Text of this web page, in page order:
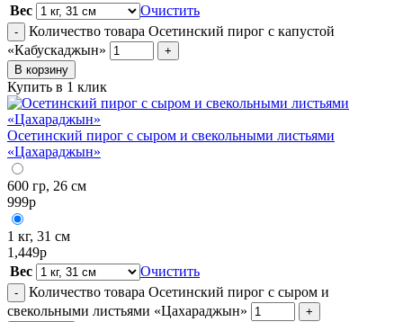
Вес
Очистить
-
Количество товара Осетинский пирог с капустой
«Кабускаджын»
+
В корзину
Купить в 1 клик
Осетинский пирог с сыром и свекольными листьями
«Цахараджын»
600 гр, 26 см
999р
1 кг, 31 см
1,449р
Вес
Очистить
-
Количество товара Осетинский пирог с сыром и
свекольными листьями «Цахараджын»
+